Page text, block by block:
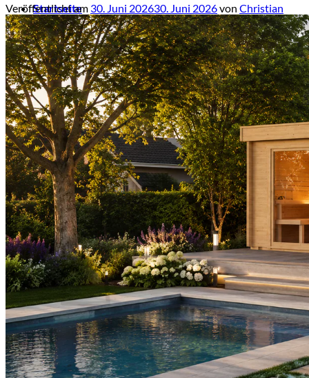
Startseite
Saunawelten
Saunen
Zubehör
Whirlpools
Signature SelfCleaning
Serenity
Swim Spas
Beauty & Spa
Living Accessoires
Kontakt
Über uns
Suchen nach:
Warenkorb /0,00€
Es befinden sich keine Produkte im Warenkorb.
Suchen nach:
Veröffentlicht am 30. Juni 202630. Juni 2026von Christian